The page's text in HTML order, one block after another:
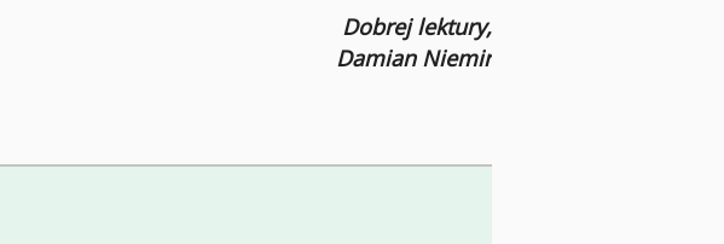
Dobrej lektury,
Damian Niemir